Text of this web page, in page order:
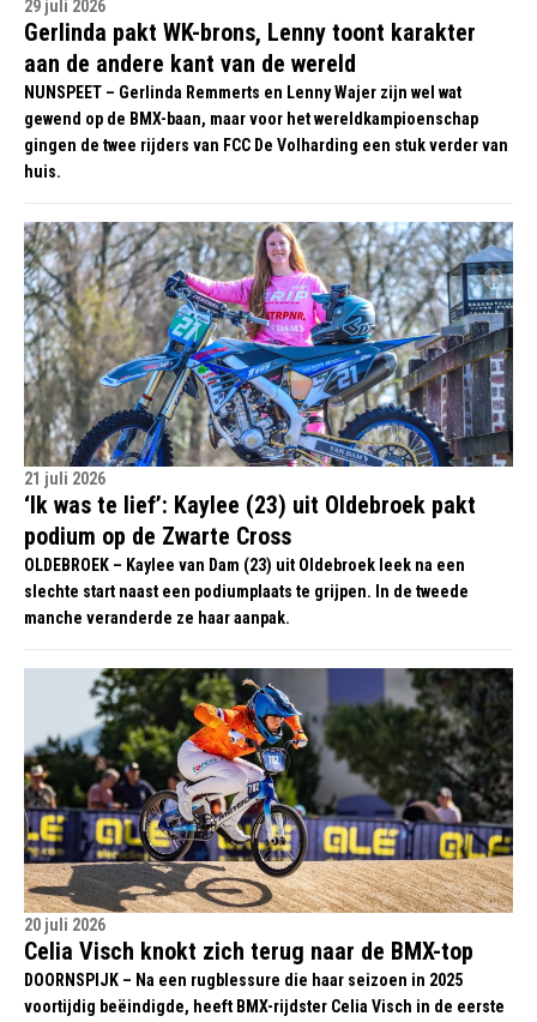
29 juli 2026
Gerlinda pakt WK-brons, Lenny toont karakter
aan de andere kant van de wereld
NUNSPEET – Gerlinda Remmerts en Lenny Wajer zijn wel wat
gewend op de BMX-baan, maar voor het wereldkampioenschap
gingen de twee rijders van FCC De Volharding een stuk verder van
huis.
21 juli 2026
‘Ik was te lief’: Kaylee (23) uit Oldebroek pakt
podium op de Zwarte Cross
OLDEBROEK – Kaylee van Dam (23) uit Oldebroek leek na een
slechte start naast een podiumplaats te grijpen. In de tweede
manche veranderde ze haar aanpak.
20 juli 2026
Celia Visch knokt zich terug naar de BMX-top
DOORNSPIJK – Na een rugblessure die haar seizoen in 2025
voortijdig beëindigde, heeft BMX-rijdster Celia Visch in de eerste